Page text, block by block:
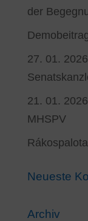
der
27. 01.
21. 01.
MHSPV
Rákospalota
Neueste
Archiv